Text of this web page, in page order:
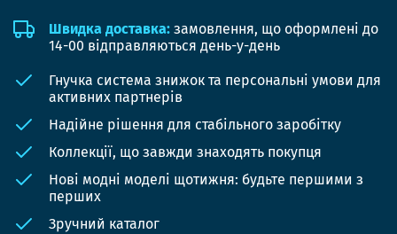
Швидка доставка: замовлення, що оформлені до
14-00 відправляються день-у-день
Гнучка система знижок та персональні умови для
активних партнерів
Надійне рішення для стабільного заробітку
Коллекції, що завжди знаходять покупця
Нові модні моделі щотижня: будьте першими з
перших
Зручний каталог